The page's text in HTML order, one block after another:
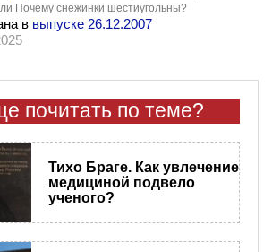
Почему снежинки шестиугольны?
в выпуске 26.12.2007
почитать по теме?
Тихо Браге. Как увлечение
медициной подвело
ученого?